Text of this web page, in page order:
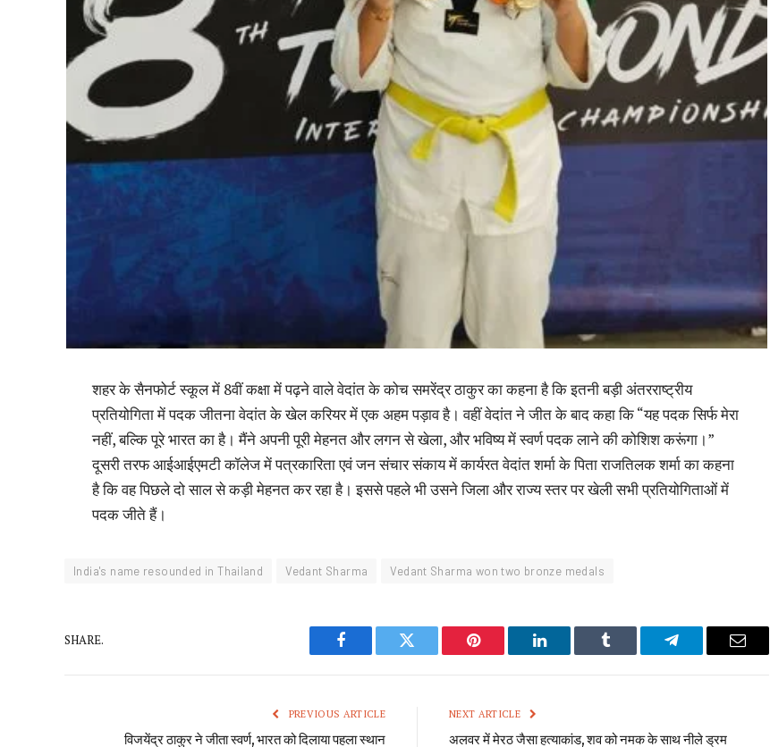
शहर के सैनफोर्ट स्कूल में 8वीं कक्षा में पढ़ने वाले वेदांत के कोच समरेंद्र ठाकुर का कहना है कि इतनी बड़ी अंतरराष्ट्रीय
प्रतियोगिता में पदक जीतना वेदांत के खेल करियर में एक अहम पड़ाव है। वहीं वेदांत ने जीत के बाद कहा कि “यह पदक सिर्फ मेरा
नहीं, बल्कि पूरे भारत का है। मैंने अपनी पूरी मेहनत और लगन से खेला, और भविष्य में स्वर्ण पदक लाने की कोशिश करूंगा।”
दूसरी तरफ आईआईएमटी कॉलेज में पत्रकारिता एवं जन संचार संकाय में कार्यरत वेदांत शर्मा के पिता राजतिलक शर्मा का कहना
है कि वह पिछले दो साल से कड़ी मेहनत कर रहा है। इससे पहले भी उसने जिला और राज्य स्तर पर खेली सभी प्रतियोगिताओं में
पदक जीते हैं।
India's name resounded in Thailand Vedant Sharma Vedant Sharma won two bronze medals
SHARE.
Facebook Twitter Pinterest LinkedIn Tumblr Telegram Email
PREVIOUS ARTICLE
विजयेंद्र ठाकुर ने जीता स्वर्ण, भारत को दिलाया पहला स्थान
NEXT ARTICLE
अलवर में मेरठ जैसा हत्याकांड, शव को नमक के साथ नीले ड्रम